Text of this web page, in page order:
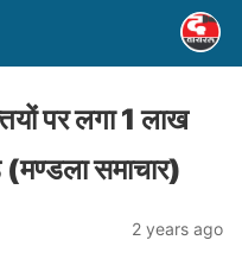
पर लगा 1 लाख
समाचार)
2 years ago